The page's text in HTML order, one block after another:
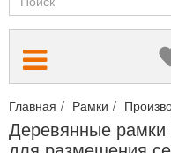
Главная Рамки
Деревянные